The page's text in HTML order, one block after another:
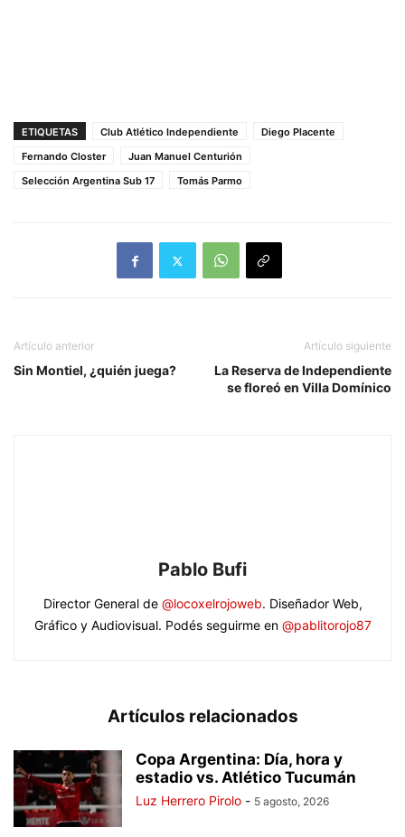
ETIQUETAS Club Atlético Independiente
Diego Placente
Fernando Closter
Juan Manuel Centurión
Selección Argentina Sub 17
Tomás Parmo
Artículo anterior
Sin Montiel, ¿quién juega?
Artículo siguiente
La Reserva de Independiente
se floreó en Villa Domínico
Pablo Bufi
Director General de @locoxelrojoweb. Diseñador Web,
Gráfico y Audiovisual. Podés seguirme en @pablitorojo87
Artículos relacionados
Copa Argentina: Día, hora y
estadio vs. Atlético Tucumán
Luz Herrero Pirolo - 5 agosto, 2026